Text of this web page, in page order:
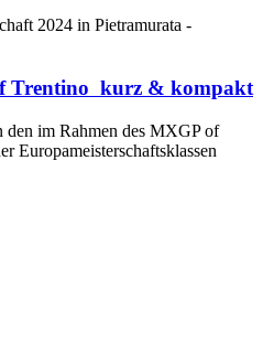
2024 in Pietramurata -
Trentino kurz & kompakt
den im Rahmen des MXGP of
Europameisterschaftsklassen